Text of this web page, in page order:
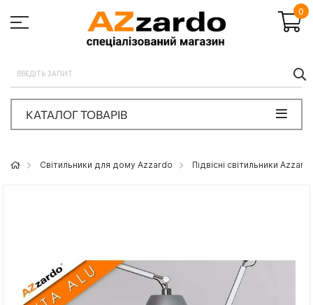
0
КАТАЛОГ ТОВАРІВ
Світильники для дому Azzardo Підвісні світильники